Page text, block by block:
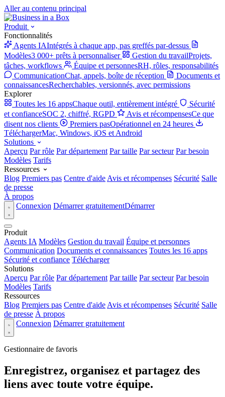
Aller au contenu principal
Produit
Fonctionnalités
Agents IAIntégrés à chaque app, pas greffés par-dessus
Modèles3 000+ prêts à personnaliser Gestion du travailProjets,
tâches, workflows
Équipe et personnesRH, rôles, responsabilités
CommunicationChat, appels, boîte de réception
Documents et
connaissancesRecherchables, versionnés, avec permissions
Explorer
Toutes les 16 appsChaque outil, entièrement intégré
Sécurité
et confianceSOC 2, chiffré, RGPD Avis et récompensesCe que
disent nos clients
Premiers pasOpérationnel en 24 heures
TéléchargerMac, Windows, iOS et Android
Solutions
Aperçu Par rôle Par département Par taille Par secteur Par besoin
Modèles Tarifs
Ressources
Blog Premiers pas Centre d'aide Avis et récompenses Sécurité Salle
de presse
À propos
Connexion Démarrer gratuitementDémarrer
Produit
Agents IA Modèles Gestion du travail Équipe et personnes
Communication Documents et connaissances Toutes les 16 apps
Sécurité et confiance Télécharger
Solutions
Aperçu Par rôle Par département Par taille Par secteur Par besoin
Modèles Tarifs
Ressources
Blog Premiers pas Centre d'aide Avis et récompenses Sécurité Salle
de presse À propos
Connexion Démarrer gratuitement
Gestionnaire de favoris
Enregistrez, organisez et partagez des
liens avec toute votre équipe.